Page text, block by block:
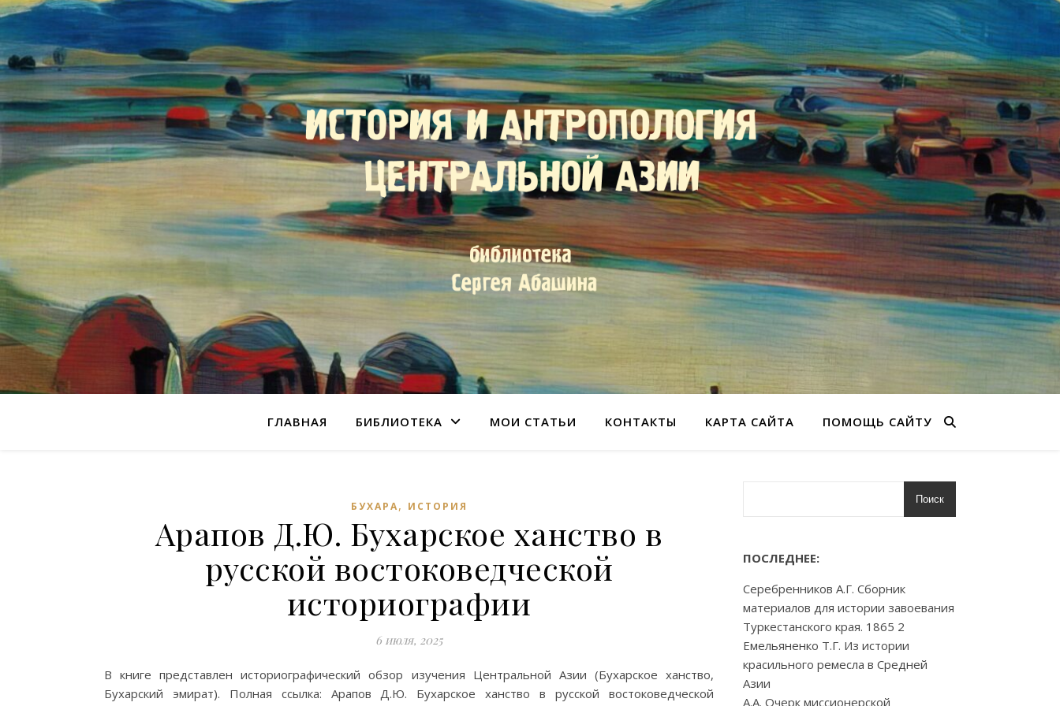
ГЛАВНАЯ БИБЛИОТЕКА МОИ СТАТЬИ КОНТАКТЫ КАРТА САЙТА ПОМОЩЬ САЙТУ
БУХАРА, ИСТОРИЯ
Арапов Д.Ю. Бухарское ханство в
русской востоковедческой
историографии
6 июля, 2025
В книге представлен историографический обзор изучения Центральной Азии (Бухарское ханство,
Бухарский эмират). Полная ссылка: Арапов Д.Ю. Бухарское ханство в русской востоковедческой
Поиск
ПОСЛЕДНЕЕ:
Серебренников А.Г. Сборник
материалов для истории завоевания
Туркестанского края. 1865 2
Емельяненко Т.Г. Из истории
красильного ремесла в Средней
Азии
А.А. Очерк миссионерской